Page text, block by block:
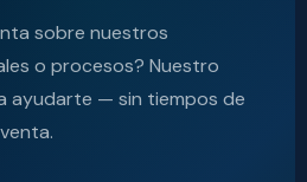
sobre nuestros
o procesos? Nuestro
ayudarte — sin tiempos de